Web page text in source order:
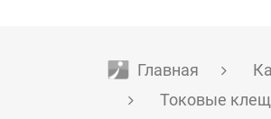
Главная
Токовые